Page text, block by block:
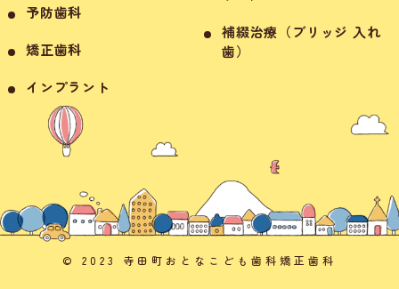
予防歯科
矯正歯科
インプラント
補綴治療（ブリッジ 入れ
歯）
© 2023 寺田町おとなこども歯科矯正歯科